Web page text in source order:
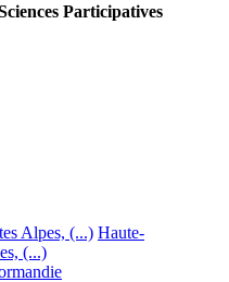
Participatives
Alpes, (...) Haute-
(...)